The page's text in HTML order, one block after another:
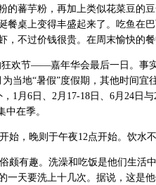
的蕃芋粉，再加上类似花菜豆的
餐桌上变得丰盛起来了。吃鱼在
，不过价钱很贵。在周末愉快的
狂欢节——嘉年华会最后一日。事
当地“暑假”度假期，其他时间宜
1月6日、2月17-18日、6月24日
中在季。
始，晚则于午夜12点开始。饮水
有趣。洗澡和吃饭是他们生活
一天要洗上十几次。据说，这是